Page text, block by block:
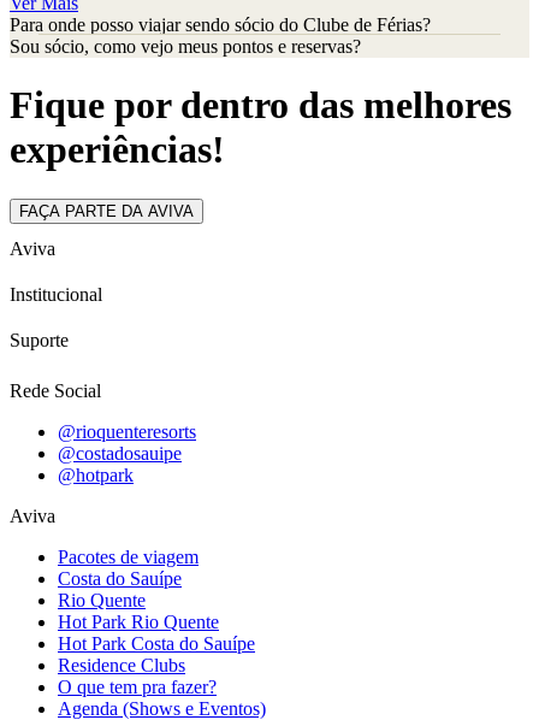
Para onde posso viajar sendo sócio do Clube de Férias?
Sou sócio, como vejo meus pontos e reservas?
Fique por dentro das melhores
experiências!
FAÇA PARTE DA AVIVA
Aviva
Institucional
Suporte
Rede Social
@rioquenteresorts
@costadosauipe
@hotpark
Aviva
Pacotes de viagem
Costa do Sauípe
Rio Quente
Hot Park Rio Quente
Hot Park Costa do Sauípe
Residence Clubs
O que tem pra fazer?
Agenda (Shows e Eventos)